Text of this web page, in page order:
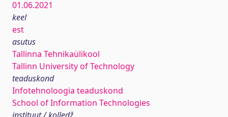
01.06.2021
keel
est
asutus
Tallinna Tehnikaülikool
Tallinn University of Technology
teaduskond
Infotehnoloogia teaduskond
School of Information Technologies